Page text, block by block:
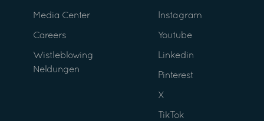
Media Center
Careers
Wistleblowing
Neldungen
Instagram
Youtube
Linkedin
Pinterest
X
TikTok